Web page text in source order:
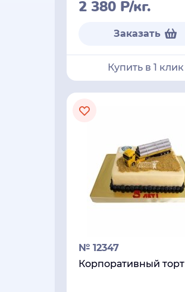
2 380 Р/кг.
Заказать
Купить в 1 клик
№ 12347
Корпоративный торт